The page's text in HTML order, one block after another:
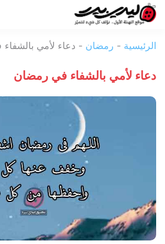
المحتوى
بيرد
الرئيسية - رمضان - دعاء لأمي
دعاء لأمي بالشفاء في رمضان